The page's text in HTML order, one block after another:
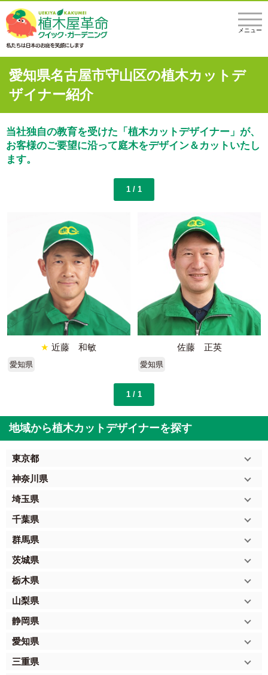
メニュー
愛知県名古屋市守山区の植木カットデ
ザイナー紹介
当社独自の教育を受けた「植木カットデザイナー」が、
お客様のご要望に沿って庭木をデザイン＆カットいたし
ます。
1 / 1
★ 近藤 和敏
愛知県
佐藤 正英
愛知県
1 / 1
地域から植木カットデザイナーを探す
東京都
神奈川県
埼玉県
千葉県
群馬県
茨城県
栃木県
山梨県
静岡県
愛知県
三重県